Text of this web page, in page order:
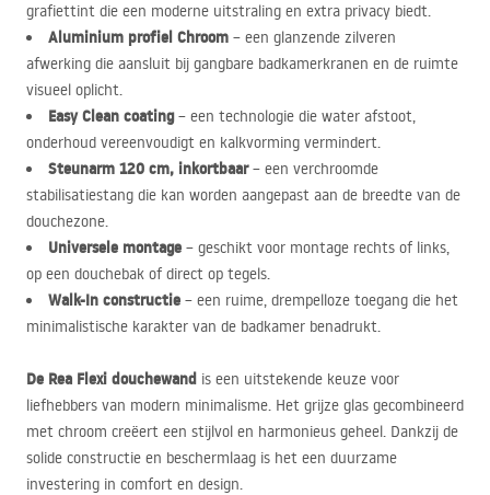
grafiettint die een moderne uitstraling en extra privacy biedt.
Aluminium profiel Chroom – een glanzende zilveren
afwerking die aansluit bij gangbare badkamerkranen en de ruimte
visueel oplicht.
Easy Clean coating– een technologie die water afstoot,
onderhoud vereenvoudigt en kalkvorming vermindert.
Steunarm 120 cm, inkortbaar– een verchroomde
stabilisatiestang die kan worden aangepast aan de breedte van de
douchezone.
Universele montage – geschikt voor montage rechts of links,
op een douchebak of direct op tegels.
Walk-In constructie – een ruime, drempelloze toegang die het
minimalistische karakter van de badkamer benadrukt.
De Rea Flexi douchewand is een uitstekende keuze voor
liefhebbers van modern minimalisme. Het grijze glas gecombineerd
met chroom creëert een stijlvol en harmonieus geheel. Dankzij de
solide constructie en beschermlaag is het een duurzame
investering in comfort en design.